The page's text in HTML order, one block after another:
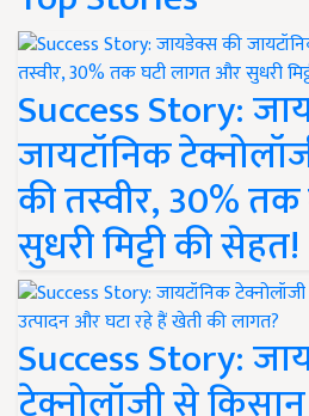
Success Story:
जायटॉनिक
की तस्वीर, 30%
सुधरी मिट्टी की सेहत!
Success Story: